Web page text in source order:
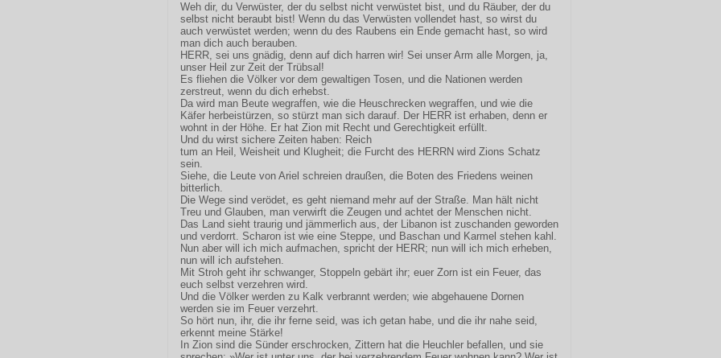
Weh dir, du Verwüster, der du selbst nicht verwüstet bist, und du Räuber, der du
selbst nicht beraubt bist! Wenn du das Verwüsten vollendet hast, so wirst du
auch verwüstet werden; wenn du des Raubens ein Ende gemacht hast, so wird
man dich auch berauben.
HERR, sei uns gnädig, denn auf dich harren wir! Sei unser Arm alle Morgen, ja,
unser Heil zur Zeit der Trübsal!
Es fliehen die Völker vor dem gewaltigen Tosen, und die Nationen werden
zerstreut, wenn du dich erhebst.
Da wird man Beute wegraffen, wie die Heuschrecken wegraffen, und wie die
Käfer herbeistürzen, so stürzt man sich darauf. Der HERR ist erhaben, denn er
wohnt in der Höhe. Er hat Zion mit Recht und Gerechtigkeit erfüllt.
Und du wirst sichere Zeiten haben: Reich
tum an Heil, Weisheit und Klugheit; die Furcht des HERRN wird Zions Schatz
sein.
Siehe, die Leute von Ariel schreien draußen, die Boten des Friedens weinen
bitterlich.
Die Wege sind verödet, es geht niemand mehr auf der Straße. Man hält nicht
Treu und Glauben, man verwirft die Zeugen und achtet der Menschen nicht.
Das Land sieht traurig und jämmerlich aus, der Libanon ist zuschanden geworden
und verdorrt. Scharon ist wie eine Steppe, und Baschan und Karmel stehen kahl.
Nun aber will ich mich aufmachen, spricht der HERR; nun will ich mich erheben,
nun will ich aufstehen.
Mit Stroh geht ihr schwanger, Stoppeln gebärt ihr; euer Zorn ist ein Feuer, das
euch selbst verzehren wird.
Und die Völker werden zu Kalk verbrannt werden; wie abgehauene Dornen
werden sie im Feuer verzehrt.
So hört nun, ihr, die ihr ferne seid, was ich getan habe, und die ihr nahe seid,
erkennt meine Stärke!
In Zion sind die Sünder erschrocken, Zittern hat die Heuchler befallen, und sie